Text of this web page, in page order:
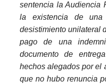
sentencia la Audiencia
la existencia de una
desistimiento unilateral
pago de una
documento de
hechos alegados por el
que no hubo renuncia